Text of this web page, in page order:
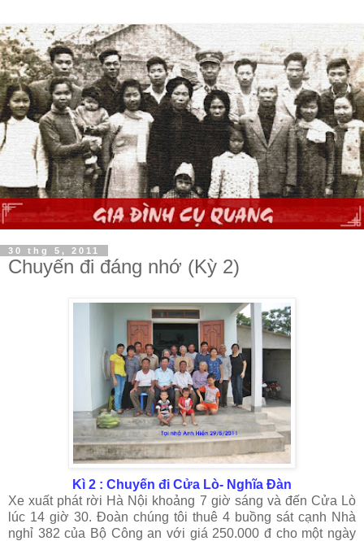
30 thg 5, 2011
Chuyến đi đáng nhớ (Kỳ 2)
Kì 2 : Chuyến đi Cửa Lò- Nghĩa Đàn
Xe xuất phát rời Hà Nội khoảng 7 giờ sáng và đến Cửa Lò
lúc 14 giờ 30. Đoàn chúng tôi thuê 4 buồng sát cạnh Nhà
nghỉ 382 của Bộ Công an với giá 250.000 đ cho một ngày